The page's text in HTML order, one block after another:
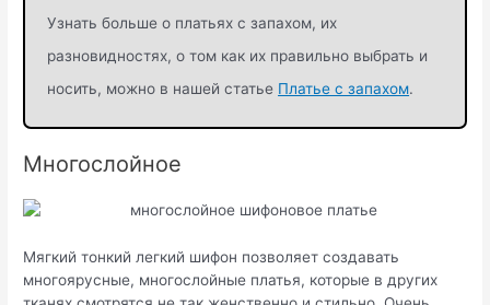
Узнать больше о платьях с запахом, их
разновидностях, о том как их правильно выбрать и
носить, можно в нашей статье Платье с запахом.
Многослойное
Мягкий тонкий легкий шифон позволяет создавать
многоярусные, многослойные платья, которые в других